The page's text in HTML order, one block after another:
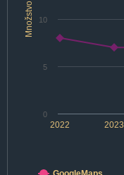
Množstvo
2022 2023
0
5
10